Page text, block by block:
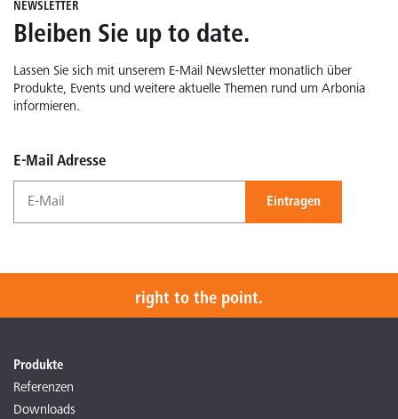
NEWSLETTER
Bleiben Sie up to date.
Lassen Sie sich mit unserem E-Mail Newsletter monatlich über
Produkte, Events und weitere aktuelle Themen rund um Arbonia
informieren.
E-Mail Adresse
Eintragen
right to the point.
Produkte
Referenzen
Downloads